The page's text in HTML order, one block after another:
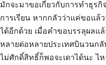
มักจะมาขอเกี่ยวกับการทำธุร
การเรียน หากกลัวว่าแค่ขอแล้
ได้อีกด้วย เมื่อคำขอบรรลุผลแ
หลายต่อหลายประเทศบินวนก
ไม่ศักดิ์สิทธิ์ก็พอจะเดาได้นะ ไ